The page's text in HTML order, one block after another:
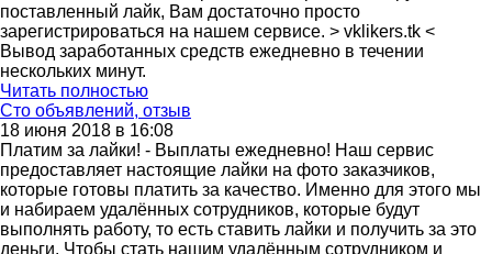
поставленный лайк, Вам достаточно просто
зарегистрироваться на нашем сервисе. > vklikers.tk <
Вывод заработанных средств ежедневно в течении
нескольких минут.
Читать полностью
Сто объявлений, отзыв
18 июня 2018 в 16:08
Платим за лайки! - Выплаты ежедневно! Наш сервис
предоставляет настоящие лайки на фото заказчиков,
которые готовы платить за качество. Именно для этого мы
и набираем удалённых сотрудников, которые будут
выполнять работу, то есть ставить лайки и получить за это
деньги. Чтобы стать нашим удалённым сотрудником и